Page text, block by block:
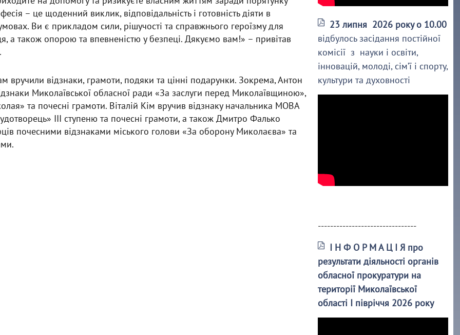
– це щоденний виклик, відповідальність і готовність діяти в
Ви є прикладом сили, рішучості та справжнього героїзму для
а також опорою та впевненістю у безпеці. Дякуємо вам!» – привітав
вручили відзнаки, грамоти, подяки та цінні подарунки. Зокрема, Антон
Миколаївської обласної ради «За заслуги перед Миколаївщиною»,
та почесні грамоти. Віталій Кім вручив відзнаку начальника МОВА
ІІІ ступеню та почесні грамоти, а також Дмитро Фалько
почесними відзнаками міського голови «За оборону Миколаєва» та
23 липня 2026 року о 10.00
відбулось засідання постійної
комісії з науки і освіти,
інновацій, молоді, сім’ї і спорту,
культури та духовності
--------------------------------
І Н Ф О Р М А Ц І Я про
результати діяльності органів
обласної прокуратури на
території Миколаївської
області І півріччя 2026 року